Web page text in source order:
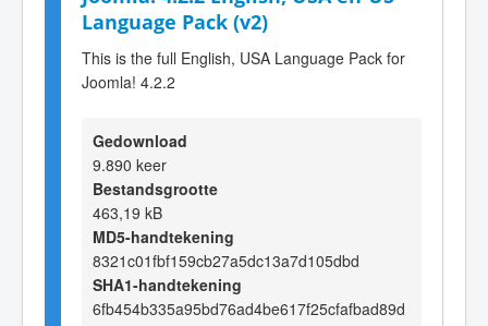
Language Pack (v2)
This is the full English, USA Language Pack for
Joomla! 4.2.2
Gedownload
9.890 keer
Bestandsgrootte
463,19 kB
MD5-handtekening
8321c01fbf159cb27a5dc13a7d105dbd
SHA1-handtekening
6fb454b335a95bd76ad4be617f25cfafbad89d